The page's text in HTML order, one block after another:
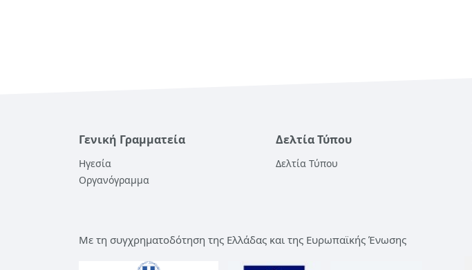
Γενική Γραμματεία
Ηγεσία
Οργανόγραμμα
Δελτία Τύπου
Δελτία Τύπου
Με τη συγχρηματοδότηση της Ελλάδας και της Ευρωπαϊκής Ένωσης